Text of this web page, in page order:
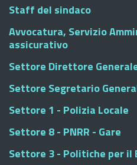
Staff del sindaco
Avvocatura, Servizio
assicurativo
Settore Direttore
Settore Segretario
Settore 1 - Polizia Locale
Settore 8 - PNRR - Gare
Settore 3 - Politiche per il